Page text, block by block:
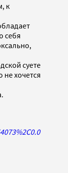
к
себя
суете
хочется